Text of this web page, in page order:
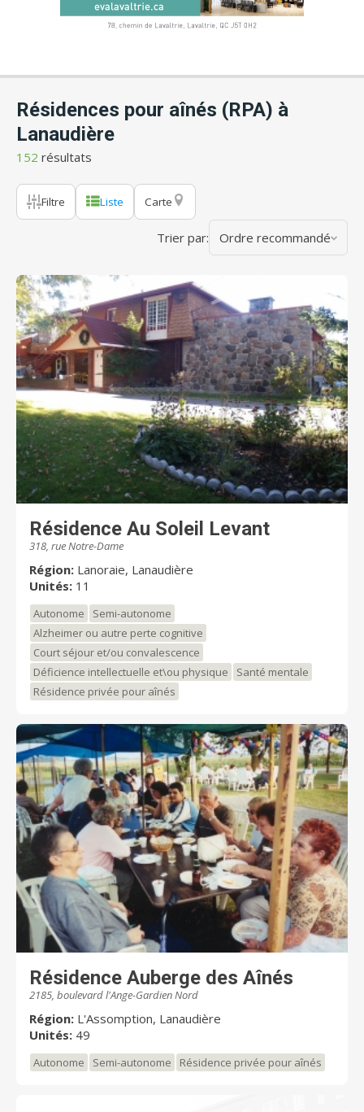
Résidences pour aînés (RPA) à
Lanaudière
152 résultats
Filtre Liste Carte
Trier par: Ordre recommandé
Résidence Au Soleil Levant
318, rue Notre-Dame
Région: Lanoraie, Lanaudière
Unités: 11
Autonome
Semi-autonome
Alzheimer ou autre perte cognitive
Court séjour et/ou convalescence
Déficience intellectuelle et\ou physique
Santé mentale
Résidence privée pour aînés
Résidence Auberge des Aînés
2185, boulevard l'Ange-Gardien Nord
Région: L'Assomption, Lanaudière
Unités: 49
Autonome Semi-autonome Résidence privée pour aînés